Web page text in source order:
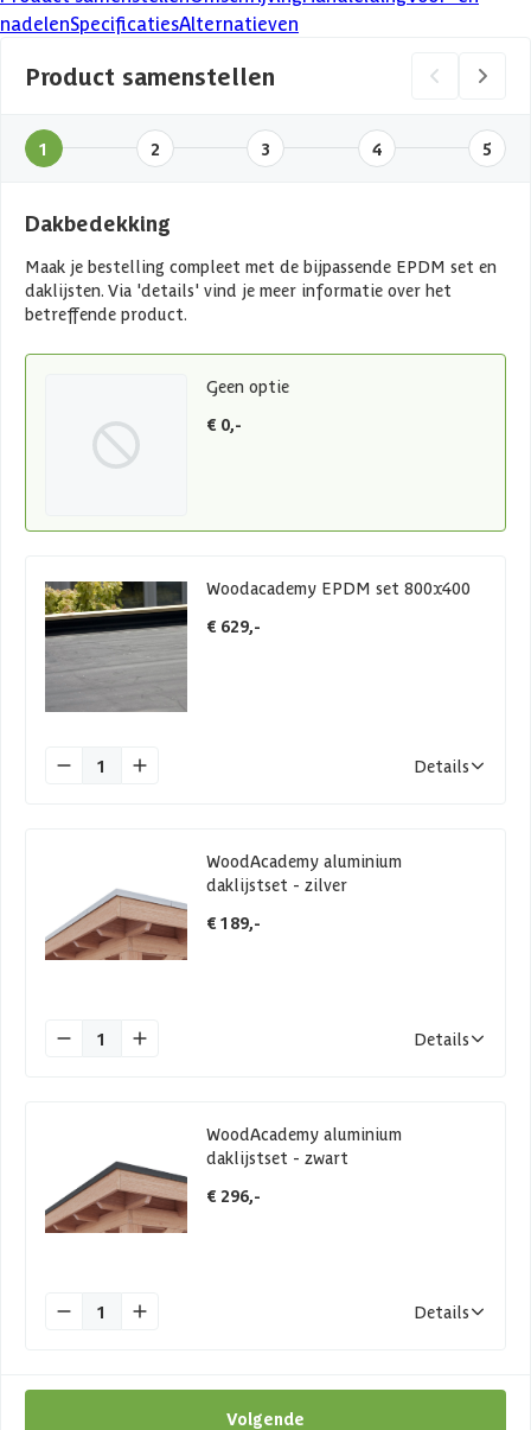
nadelenSpecificatiesAlternatieven
Product samenstellen
1 2 3 4 5
Dakbedekking
Maak je bestelling compleet met de bijpassende EPDM set en
daklijsten. Via 'details' vind je meer informatie over het
betreffende product.
Geen optie
€ 0,-
Woodacademy EPDM set 800x400
€ 629,-
1 Details
WoodAcademy aluminium
daklijstset - zilver
€ 189,-
1 Details
WoodAcademy aluminium
daklijstset - zwart
€ 296,-
1 Details
Volgende